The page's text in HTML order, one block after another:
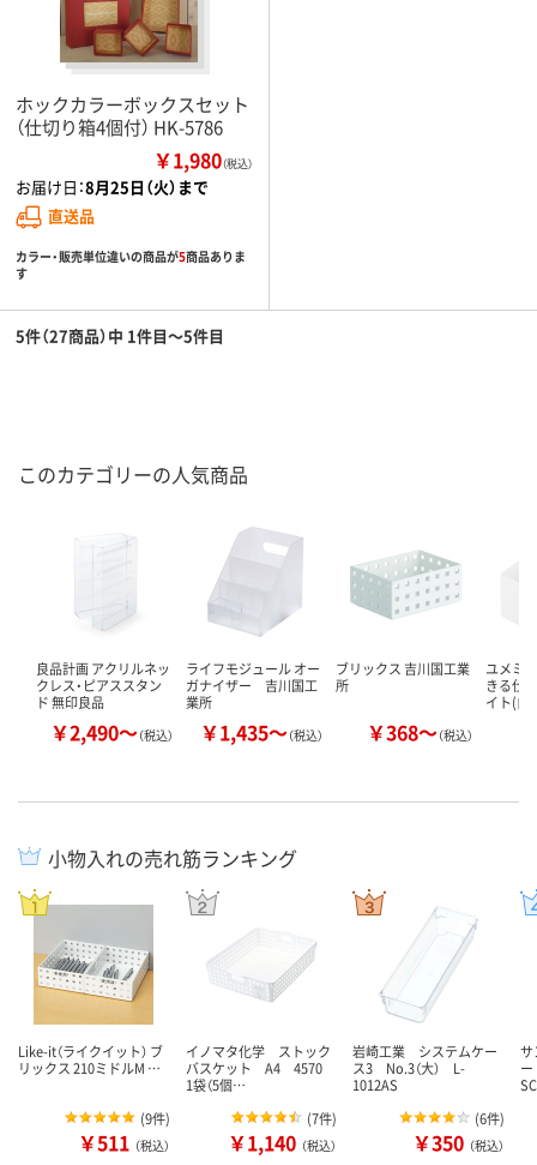
ホックカラーボックスセット
（仕切り箱4個付） HK-5786
￥1,980（税込）
お届け日：8月25日（火）まで
直送品
カラー・販売単位違いの商品が5商品ありま
す
5件（27商品）中 1件目～5件目
このカテゴリーの人気商品
良品計画 アクリルネッ
クレス・ピアススタン
ド 無印良品
￥2,490～（税込）
ライフモジュール オー
ガナイザー 吉川国工
業所
￥1,435～（税込）
ブリックス 吉川国工業
所
￥368～（税込）
ユメミ
きる仕
イト(白)
小物入れの売れ筋ランキング
Like-it（ライクイット） ブ
リックス 210ミドルM …
(9件)
￥511 （税込）
イノマタ化学 ストック
バスケット A4 4570
1袋（5個…
(7件)
￥1,140 （税込）
岩崎工業 システムケー
ス3 No.3（大） L-
1012AS
(6件)
￥350 （税込）